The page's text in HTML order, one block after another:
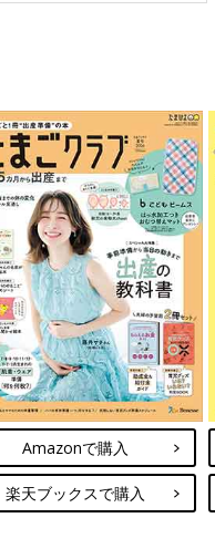
Amazonで購入
楽天ブックスで購入